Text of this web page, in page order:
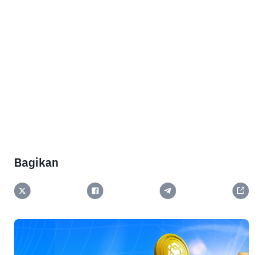
Bagikan